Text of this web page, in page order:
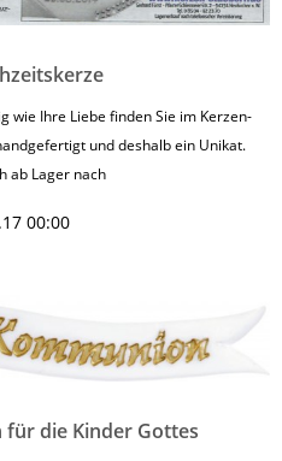
wie Ihre Liebe finden Sie im Kerzen-
und deshalb ein Unikat.
ab Lager nach
00:00
die Kinder Gottes